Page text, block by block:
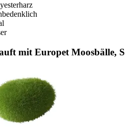
mit Europet Moosbälle, S